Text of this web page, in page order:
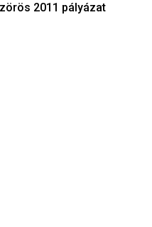
2011 pályázat